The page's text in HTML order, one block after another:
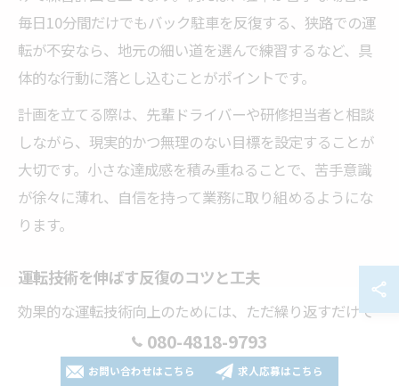
毎日10分間だけでもバック駐車を反復する、狭路での運
転が不安なら、地元の細い道を選んで練習するなど、具
体的な行動に落とし込むことがポイントです。
計画を立てる際は、先輩ドライバーや研修担当者と相談
しながら、現実的かつ無理のない目標を設定することが
大切です。小さな達成感を積み重ねることで、苦手意識
が徐々に薄れ、自信を持って業務に取り組めるようにな
ります。
運転技術を伸ばす反復のコツと工夫
効果的な運転技術向上のためには、ただ繰り返すだけで
なく「目的を持った反復」が欠かせません。例えば、同
じ配送ルートでも毎回異なる課題を設定し、「今日は安
080-4818-9793
お問い合わせはこちら 求人応募はこちら